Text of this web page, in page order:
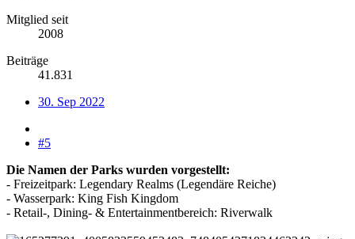
Mitglied seit
2008
Beiträge
41.831
30. Sep 2022
#5
Die Namen der Parks wurden vorgestellt:
- Freizeitpark: Legendary Realms (Legendäre Reiche)
- Wasserpark: King Fish Kingdom
- Retail-, Dining- & Entertainmentbereich: Riverwalk